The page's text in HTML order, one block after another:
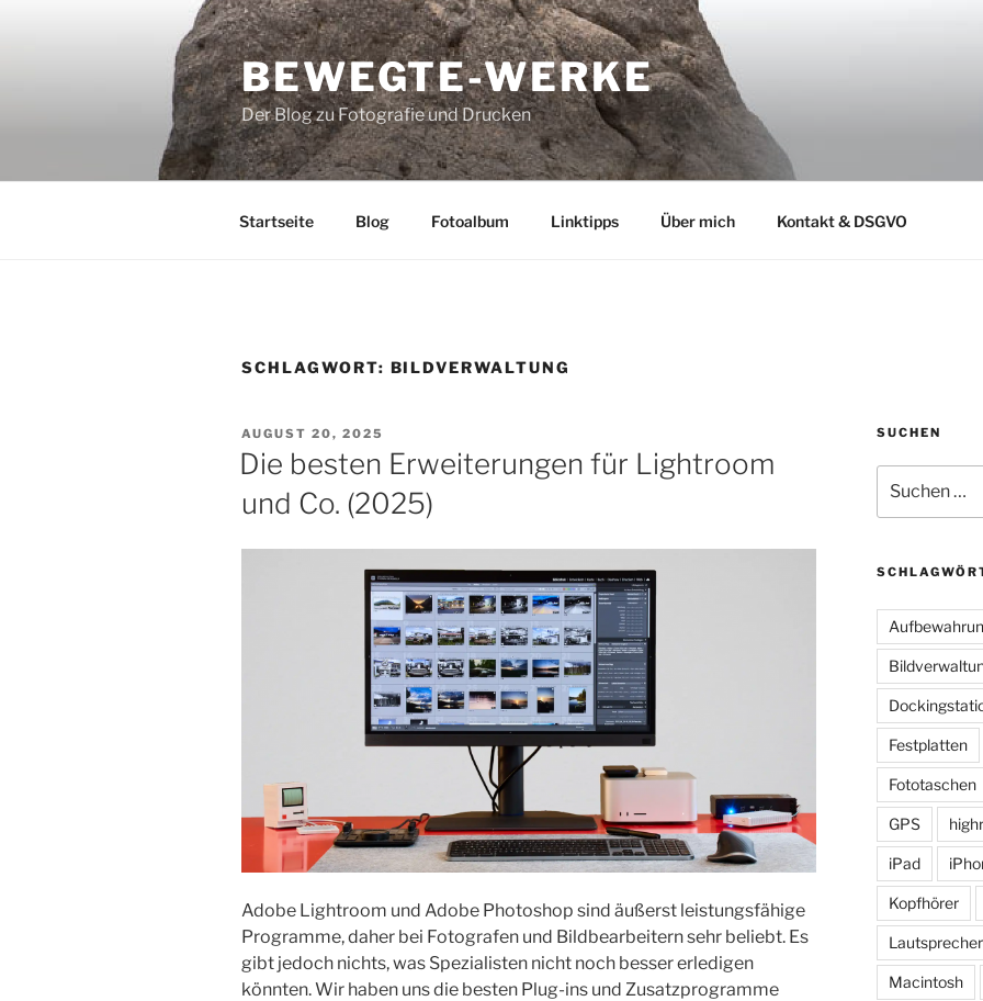
BEWEGTE-WERKE
Der Blog zu Fotografie und Drucken
Startseite Blog Fotoalbum Linktipps Über mich Kontakt & DSGVO
SCHLAGWORT: BILDVERWALTUNG
VERÖFFENTLICHT
AM
AUGUST 20, 2025
Die besten Erweiterungen für Lightroom
und Co. (2025)
Adobe Lightroom und Adobe Photoshop sind äußerst leistungsfähige
Programme, daher bei Fotografen und Bildbearbeitern sehr beliebt. Es
gibt jedoch nichts, was Spezialisten nicht noch besser erledigen
könnten. Wir haben uns die besten Plug-ins und Zusatzprogramme
SUCHEN
nach:
Festplatten
Fototaschen
GPS
iPad
Kopfhörer
Lautsprecher
Macintosh